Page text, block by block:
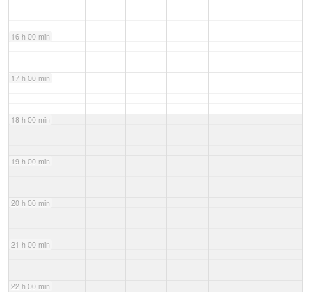
16 h 00 min
17 h 00 min
18 h 00 min
19 h 00 min
20 h 00 min
21 h 00 min
22 h 00 min